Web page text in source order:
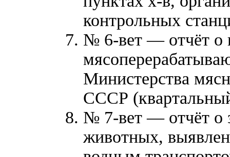
контрольных
№ 6-вет — отчёт о
Министерства
СССР
№ 7-вет — отчёт о
животных,